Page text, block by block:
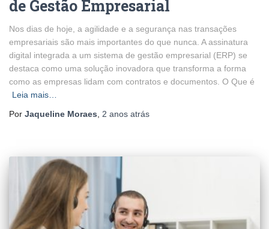
de Gestão Empresarial
Nos dias de hoje, a agilidade e a segurança nas transações
empresariais são mais importantes do que nunca. A assinatura
digital integrada a um sistema de gestão empresarial (ERP) se
destaca como uma solução inovadora que transforma a forma
como as empresas lidam com contratos e documentos. O Que é
Leia mais…
Por Jaqueline Moraes, 2 anos atrás